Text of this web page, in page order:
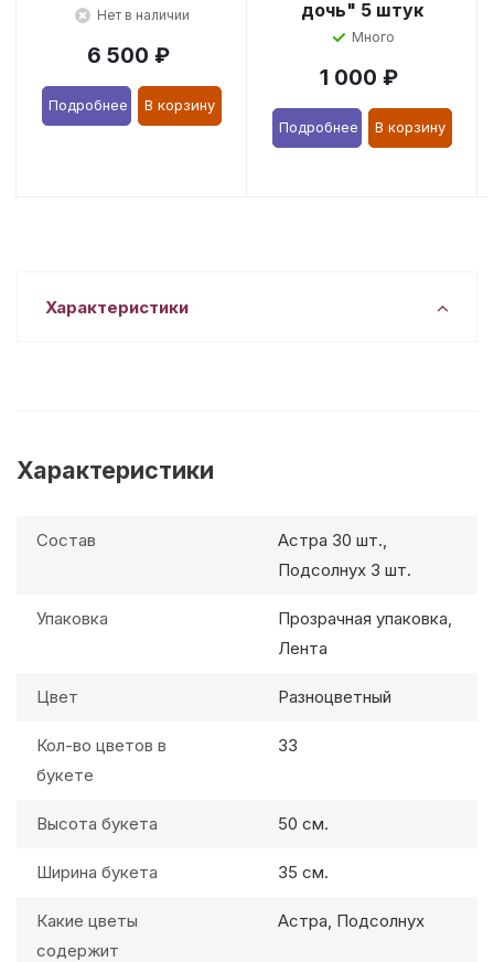
Нет в наличии
6 500 ₽
Подробнее В корзину
дочь" 5 штук
Много
1 000 ₽
Подробнее В корзину
Характеристики
Характеристики
Состав
Астра 30 шт.,
Подсолнух 3 шт.
Упаковка
Прозрачная упаковка,
Лента
Цвет Разноцветный
Кол-во цветов в
букете
33
Высота букета 50 см.
Ширина букета 35 см.
Какие цветы
содержит
Астра, Подсолнух